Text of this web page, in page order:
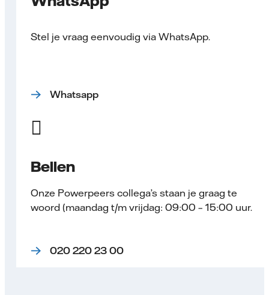
Stel je vraag eenvoudig via WhatsApp.
Whatsapp
Bellen
Onze Powerpeers collega’s staan je graag te
woord (maandag t/m vrijdag: 09:00 – 15:00 uur.
020 220 23 00